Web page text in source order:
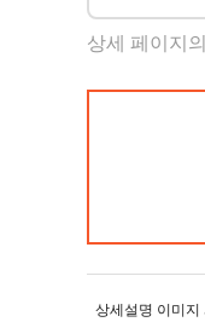
상세 페이지
상세설명 이미지